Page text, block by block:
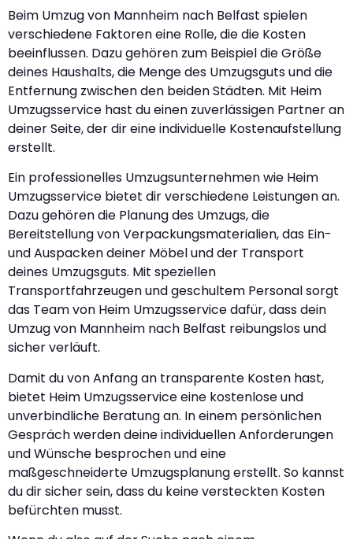
Beim Umzug von Mannheim nach Belfast spielen
verschiedene Faktoren eine Rolle, die die Kosten
beeinflussen. Dazu gehören zum Beispiel die Größe
deines Haushalts, die Menge des Umzugsguts und die
Entfernung zwischen den beiden Städten. Mit Heim
Umzugsservice hast du einen zuverlässigen Partner an
deiner Seite, der dir eine individuelle Kostenaufstellung
erstellt.
Ein professionelles Umzugsunternehmen wie Heim
Umzugsservice bietet dir verschiedene Leistungen an.
Dazu gehören die Planung des Umzugs, die
Bereitstellung von Verpackungsmaterialien, das Ein-
und Auspacken deiner Möbel und der Transport
deines Umzugsguts. Mit speziellen
Transportfahrzeugen und geschultem Personal sorgt
das Team von Heim Umzugsservice dafür, dass dein
Umzug von Mannheim nach Belfast reibungslos und
sicher verläuft.
Damit du von Anfang an transparente Kosten hast,
bietet Heim Umzugsservice eine kostenlose und
unverbindliche Beratung an. In einem persönlichen
Gespräch werden deine individuellen Anforderungen
und Wünsche besprochen und eine
maßgeschneiderte Umzugsplanung erstellt. So kannst
du dir sicher sein, dass du keine versteckten Kosten
befürchten musst.